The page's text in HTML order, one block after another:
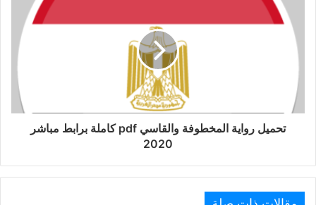
تحميل رواية المخطوفة والقاسي pdf كاملة برابط مباشر
2020